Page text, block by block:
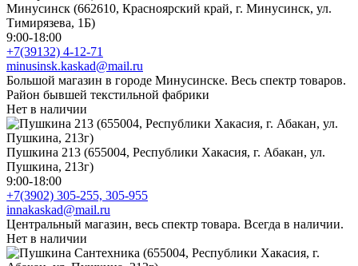
Минусинск (662610, Красноярский край, г. Минусинск, ул.
Тимирязева, 1Б)
9:00-18:00
+7(39132) 4-12-71
minusinsk.kaskad@mail.ru
Большой магазин в городе Минусинске. Весь спектр товаров.
Район бывшей текстильной фабрики
Нет в наличии
Пушкина 213 (655004, Республики Хакасия, г. Абакан, ул.
Пушкина, 213г)
9:00-18:00
+7(3902) 305-255, 305-955
innakaskad@mail.ru
Центральный магазин, весь спектр товара. Всегда в наличии.
Нет в наличии